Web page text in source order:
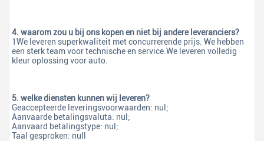
4. waarom zou u bij ons kopen en niet bij andere leveranciers?
1We leveren superkwaliteit met concurrerende prijs. We hebben
een sterk team voor technische en service.We leveren volledig
kleur oplossing voor auto.
5. welke diensten kunnen wij leveren?
Geaccepteerde leveringsvoorwaarden: nul;
Aanvaarde betalingsvaluta: nul;
Aanvaard betalingstype: nul;
Taal gesproken: null